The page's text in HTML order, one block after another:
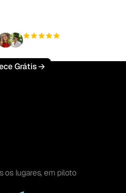
Grátis
os lugares, em piloto